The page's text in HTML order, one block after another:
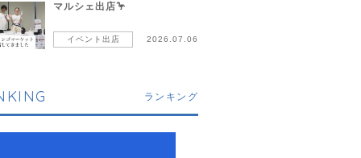
マルシェ出店🦩
イベント出店 2026.07.06
ランキング